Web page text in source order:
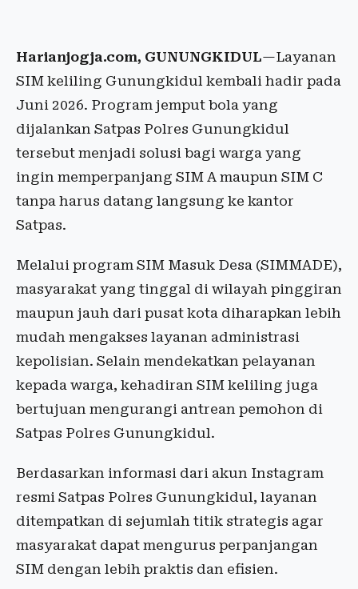
Harianjogja.com, GUNUNGKIDUL—Layanan
SIM keliling Gunungkidul kembali hadir pada
Juni 2026. Program jemput bola yang
dijalankan Satpas Polres Gunungkidul
tersebut menjadi solusi bagi warga yang
ingin memperpanjang SIM A maupun SIM C
tanpa harus datang langsung ke kantor
Satpas.
Melalui program SIM Masuk Desa (SIMMADE),
masyarakat yang tinggal di wilayah pinggiran
maupun jauh dari pusat kota diharapkan lebih
mudah mengakses layanan administrasi
kepolisian. Selain mendekatkan pelayanan
kepada warga, kehadiran SIM keliling juga
bertujuan mengurangi antrean pemohon di
Satpas Polres Gunungkidul.
Berdasarkan informasi dari akun Instagram
resmi Satpas Polres Gunungkidul, layanan
ditempatkan di sejumlah titik strategis agar
masyarakat dapat mengurus perpanjangan
SIM dengan lebih praktis dan efisien.